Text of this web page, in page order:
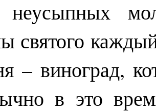
святого
– виноград,
в это